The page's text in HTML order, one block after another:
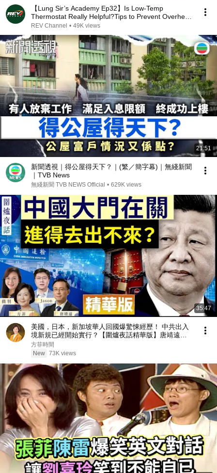
【Lung Sir’s Academy Ep32】Is Low-Temp
Thermostat Really Helpful?Tips to Prevent Overheat
#revchannel
REV Channel • 49K views
21:51
新聞透視｜得公屋得天下？｜(繁／簡字幕)｜無綫新聞
｜TVB News
無綫新聞 TVB NEWS Official • 629K views
35:47
美國，日本，新加坡華人回國爆驚悚經歷！ 中共出入
境新規已經開始實行？【圍爐夜話精華版】唐靖遠
Jason 薇羽 方菲
方菲時間
New 73K views